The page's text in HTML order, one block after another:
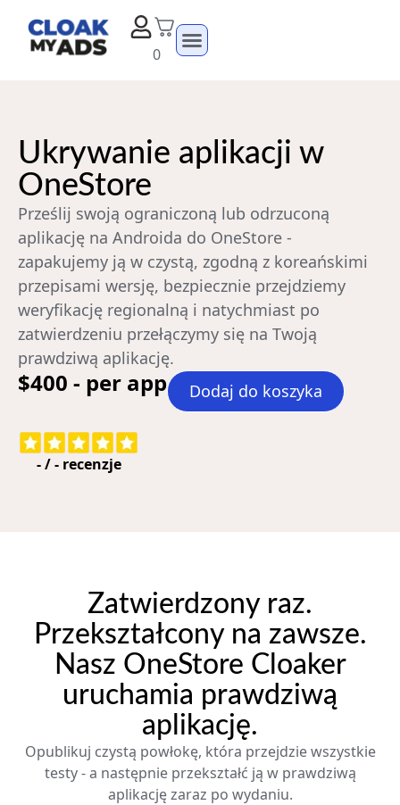
0
Ukrywanie aplikacji w
OneStore
Prześlij swoją ograniczoną lub odrzuconą
aplikację na Androida do OneStore -
zapakujemy ją w czystą, zgodną z koreańskimi
przepisami wersję, bezpiecznie przejdziemy
weryfikację regionalną i natychmiast po
zatwierdzeniu przełączymy się na Twoją
prawdziwą aplikację.
$400 - per app Dodaj do koszyka
-/- recenzje
Zatwierdzony raz.
Przekształcony na zawsze.
Nasz OneStore Cloaker
uruchamia prawdziwą
aplikację.
Opublikuj czystą powłokę, która przejdzie wszystkie
testy - a następnie przekształć ją w prawdziwą
aplikację zaraz po wydaniu.